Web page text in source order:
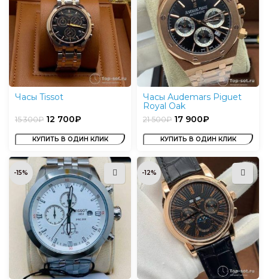
Часы Tissot
15 300₽ 12 700₽
КУПИТЬ В ОДИН КЛИК
Часы Audemars Piguet
Royal Oak
21 500₽ 17 900₽
КУПИТЬ В ОДИН КЛИК
-15% -12%